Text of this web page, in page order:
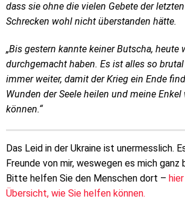
dass sie ohne die vielen Gebete der
Schrecken wohl nicht überstanden hätte.
„Bis gestern kannte keiner Butscha, heute
durchgemacht haben. Es ist alles so
immer weiter, damit der Krieg ein Ende
Wunden der Seele heilen und meine
können.“
Das Leid in der Ukraine ist unermesslich.
Freunde von mir, weswegen es mich
Bitte helfen Sie den Menschen dort –
Übersicht, wie Sie helfen können.